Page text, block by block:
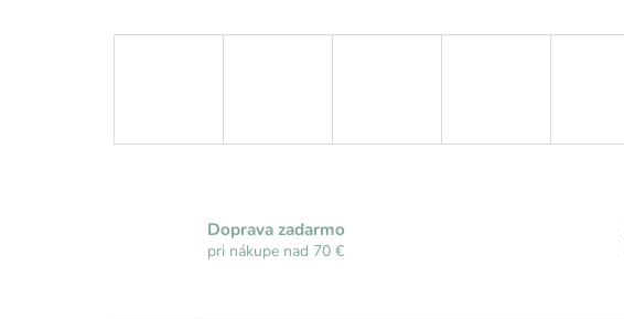
Doprava zadarmo
pri nákupe nad 70 €